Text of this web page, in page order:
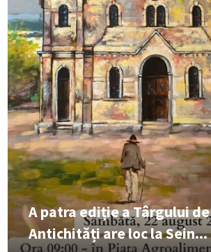
A patra ediție a Târgului de
Antichități are loc la Sein...